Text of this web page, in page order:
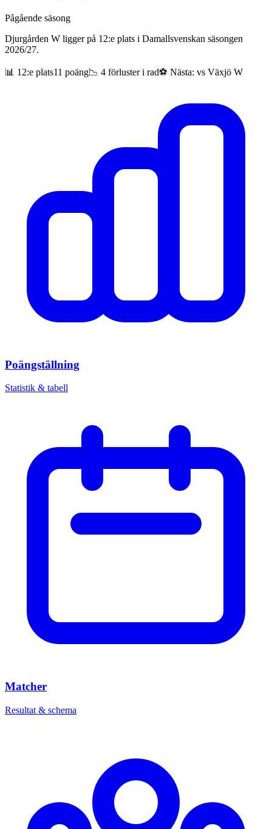
Pågående säsong
Djurgården W ligger på 12:e plats i Damallsvenskan säsongen
2026/27.
📊 12:e plats11 poäng📉 4 förluster i rad⚽ Nästa: vs Växjö W
Poängställning
Statistik & tabell
Matcher
Resultat & schema